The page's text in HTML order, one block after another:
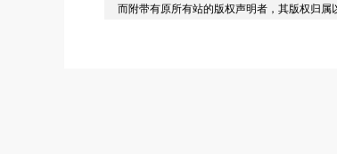
而附带有原所有站的版权声明者，其版权归属